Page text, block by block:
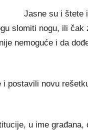
Jasne su i štete
slomiti nogu, ili čak
nemoguće i da
postavili novu
u ime građana,